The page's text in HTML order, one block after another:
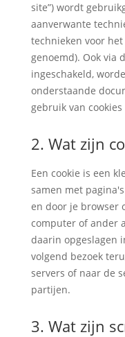
site”) wordt
aanverwante
technieken voor het
genoemd). Ook via
ingeschakeld,
onderstaande
gebruik van
2. Wat zijn
Een cookie is een
samen met
en door je browser
computer of ander
daarin opgeslagen
volgend bezoek
servers of naar de
partijen.
3. Wat zijn